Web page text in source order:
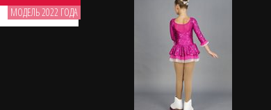
МОДЕЛЬ 2022 ГОДА